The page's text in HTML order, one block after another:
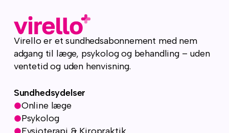
Virello er et sundhedsabonnement med nem
adgang til læge, psykolog og behandling – uden
ventetid og uden henvisning.
Sundhedsydelser
Online læge
Psykolog